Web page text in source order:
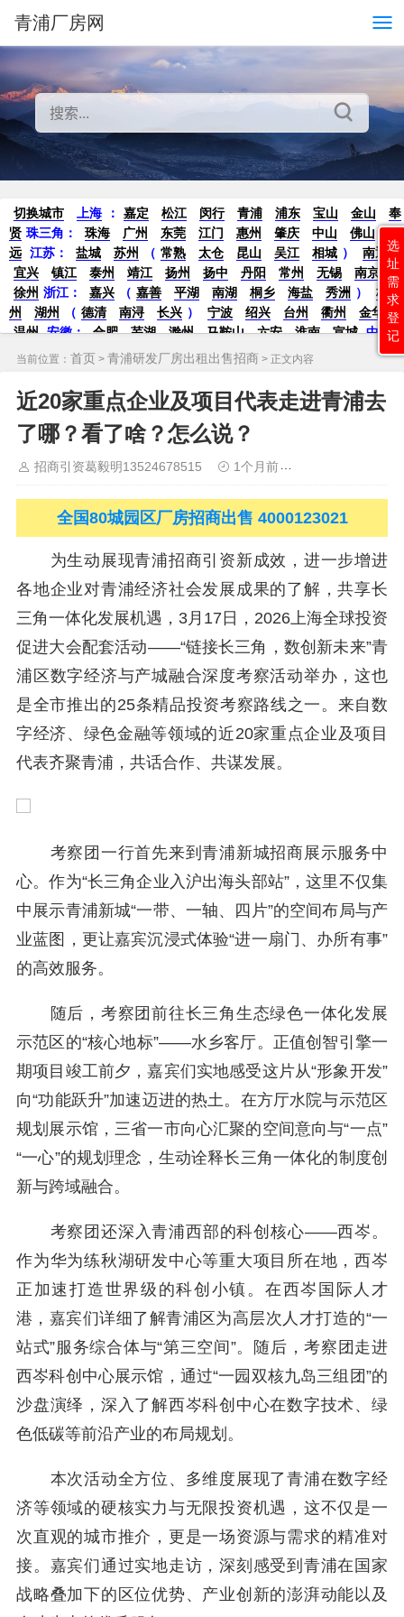
青浦厂房网
切换城市 上海 ： 嘉定 松江 闵行 青浦 浦东 宝山 金山
奉
贤 珠三角： 珠海 广州 东莞 江门 惠州 肇庆 中山 佛山
远 江苏 ： 盐城 苏州 （ 常熟 太仓 昆山 吴江 相城 ）
南通
宜兴
镇江 泰州 靖江 扬州 扬中 丹阳 常州 无锡
南京
徐州 浙江： 嘉兴 （ 嘉善 平湖 南湖 桐乡 海盐 秀洲 ）
杭
州
湖州 （ 德清 南浔 长兴 ） 宁波 绍兴 台州 衢州
金华
温州 安徽： 合肥 芜湖 滁州 马鞍山 六安 淮南 宣城 中
部：
南昌 郑州 洛阳 新密 武汉 宜昌 襄阳 重庆
德
安
香河 大厂 永清 三河 霸州 ） 保定 （ 涿州 涞水 ） 太原
晋中
沈阳 济南 济宁 绵阳 石家庄 沧州 唐山 潍坊
德州
威海
烟台 青岛 福建： 福州 漳州 泉州
马来西亚
新加坡 墨西哥 荷兰 美国 地产商：
0123-021
当前位置： 首页 > 青浦研发厂房出租出售招商 > 正文内容
近20家重点企业及项目代表走进青浦去
了哪？看了啥？怎么说？
招商引资葛毅明13524678515 1个月前
全国80城园区厂房招商出售 4000123021
为生动展现青浦招商引资新成效，进一步增进
各地企业对青浦经济社会发展成果的了解，共享长
三角一体化发展机遇，3月17日，2026上海全球投资
促进大会配套活动——“链接长三角，数创新未来”青
浦区数字经济与产城融合深度考察活动举办，这也
是全市推出的25条精品投资考察路线之一。来自数
字经济、绿色金融等领域的近20家重点企业及项目
代表齐聚青浦，共话合作、共谋发展。
考察团一行首先来到青浦新城招商展示服务中
心。作为“长三角企业入沪出海头部站”，这里不仅集
中展示青浦新城“一带、一轴、四片”的空间布局与产
业蓝图，更让嘉宾沉浸式体验“进一扇门、办所有事”
的高效服务。
随后，考察团前往长三角生态绿色一体化发展
示范区的“核心地标”——水乡客厅。正值创智引擎一
期项目竣工前夕，嘉宾们实地感受这片从“形象开发”
向“功能跃升”加速迈进的热土。在方厅水院与示范区
规划展示馆，三省一市向心汇聚的空间意向与“一点”
“一心”的规划理念，生动诠释长三角一体化的制度创
新与跨域融合。
考察团还深入青浦西部的科创核心——西岑。
作为华为练秋湖研发中心等重大项目所在地，西岑
正加速打造世界级的科创小镇。在西岑国际人才
港，嘉宾们详细了解青浦区为高层次人才打造的“一
站式”服务综合体与“第三空间”。随后，考察团走进
西岑科创中心展示馆，通过“一园双核九岛三组团”的
沙盘演绎，深入了解西岑科创中心在数字技术、绿
色低碳等前沿产业的布局规划。
本次活动全方位、多维度展现了青浦在数字经
济等领域的硬核实力与无限投资机遇，这不仅是一
次直观的城市推介，更是一场资源与需求的精准对
接。嘉宾们通过实地走访，深刻感受到青浦在国家
战略叠加下的区位优势、产业创新的澎湃动能以及
选
址
需
求
登
记